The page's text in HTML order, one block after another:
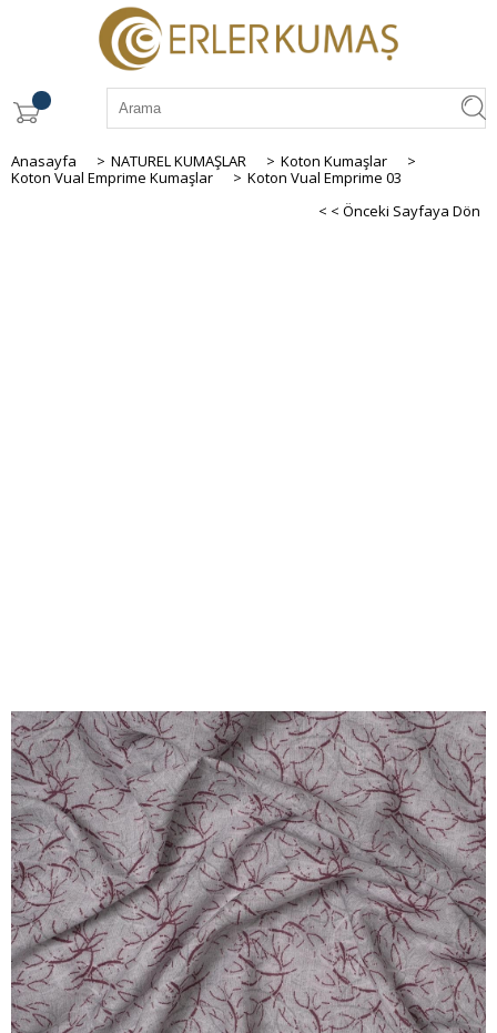
Anasayfa > NATUREL KUMAŞLAR > Koton Kumaşlar
>
Koton Vual Emprime Kumaşlar
> Koton Vual Emprime 03
< < Önceki Sayfaya Dön